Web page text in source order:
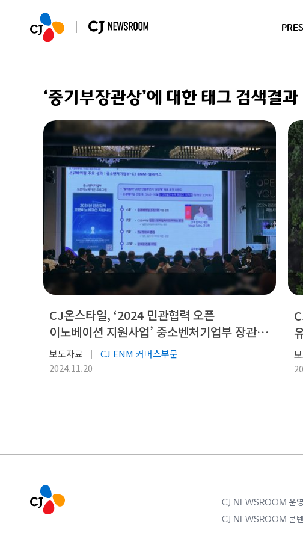
‘중기부장관상’에 대한 태그 검색결과
CJ온스타일, ‘2024 민관협력 오픈
이노베이션 지원사업’ 중소벤처기업부 장관상
수상
보도자료
CJ ENM 커머스부문
2024.11.20
CJ NEWSROOM 운
CJ NEWSROOM 콘